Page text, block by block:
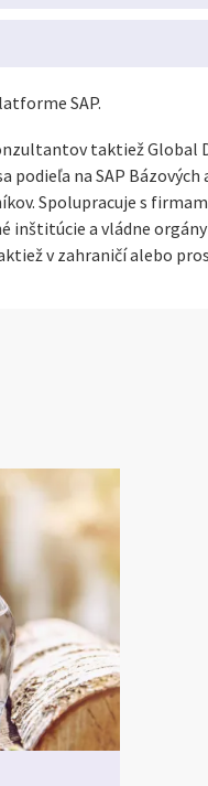
SAP.
taktiež Global
podieľa na SAP
Spolupracuje s
inštitúcie a vládne
v zahraničí alebo